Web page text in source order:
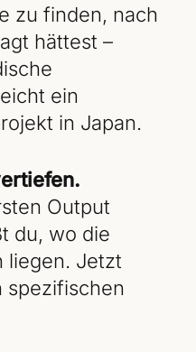
zu finden, nach
hättest –
ein
in Japan.
Output
du, wo die
liegen. Jetzt
spezifischen